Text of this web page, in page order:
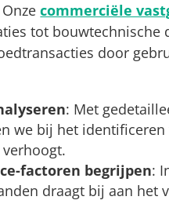
Onzecommerciële
tot bouwtechnische
door
: Met
we bij het
factoren begrijpen:
draagt bij aan het